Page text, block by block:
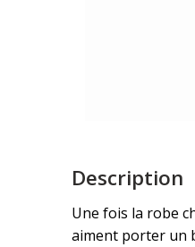
Description
Une fois la robe
aiment porter un